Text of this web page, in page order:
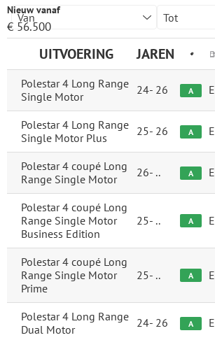
Brandstofverbruik
CO2-uitstoot
Energielabel
A
Segment
D (midden)
F (groot)
M (upper-SUV)
Lengte
Instaphoogte
Middel (58 t/m 68 cm)
Laag (t/m 58 cm)
Hoog (68+ cm)
Trekgewicht geremd
Gewicht
Cilinders
Nieuw vanaf
€ 56.500
UITVOERING JAREN
Polestar 4 Long Range
Single Motor
24- 26 A E
Polestar 4 Long Range
Single Motor Plus
25- 26 A E
Polestar 4 coupé Long
Range Single Motor
26- .. A E
Polestar 4 coupé Long
Range Single Motor
Business Edition
25- .. A E
Polestar 4 coupé Long
Range Single Motor
Prime
25- .. A E
Polestar 4 Long Range
Dual Motor
24- 26 A E